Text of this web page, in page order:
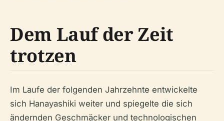
Dem Lauf der Zeit
trotzen
Im Laufe der folgenden Jahrzehnte entwickelte
sich Hanayashiki weiter und spiegelte die sich
ändernden Geschmäcker und technologischen